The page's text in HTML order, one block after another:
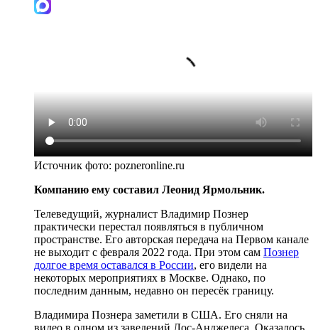
Источник фото: pozneronline.ru
Компанию ему составил Леонид Ярмольник.
Телеведущий, журналист Владимир Познер
практически перестал появляться в публичном
пространстве. Его авторская передача на Первом канале
не выходит с февраля 2022 года. При этом сам Познер
долгое время оставался в России, его видели на
некоторых мероприятиях в Москве. Однако, по
последним данным, недавно он пересёк границу.
Владимира Познера заметили в США. Его сняли на
видео в одном из заведений Лос-Анджелеса. Оказалось,